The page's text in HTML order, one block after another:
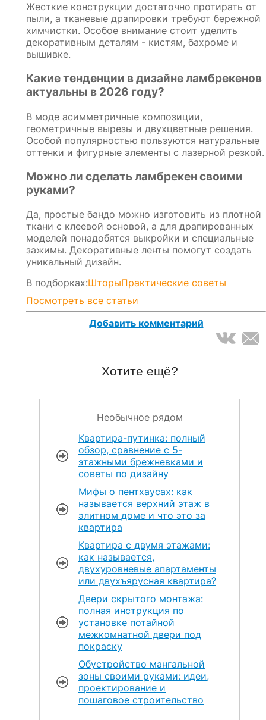
Жесткие конструкции достаточно протирать от
пыли, а тканевые драпировки требуют бережной
химчистки. Особое внимание стоит уделить
декоративным деталям - кистям, бахроме и
вышивке.
Какие тенденции в дизайне ламбрекенов
актуальны в 2026 году?
В моде асимметричные композиции,
геометричные вырезы и двухцветные решения.
Особой популярностью пользуются натуральные
оттенки и фигурные элементы с лазерной резкой.
Можно ли сделать ламбрекен своими
руками?
Да, простые бандо можно изготовить из плотной
ткани с клеевой основой, а для драпированных
моделей понадобятся выкройки и специальные
зажимы. Декоративные ленты помогут создать
уникальный дизайн.
В подборках:ШторыПрактические советы
Посмотреть все статьи
Добавить комментарий
Хотите ещё?
Необычное рядом
Квартира-путинка: полный
обзор, сравнение с 5-
этажными брежневками и
советы по дизайну
Мифы о пентхаусах: как
называется верхний этаж в
элитном доме и что это за
квартира
Квартира с двумя этажами:
как называется,
двухуровневые апартаменты
или двухъярусная квартира?
Двери скрытого монтажа:
полная инструкция по
установке потайной
межкомнатной двери под
покраску
Обустройство мангальной
зоны своими руками: идеи,
проектирование и
пошаговое строительство